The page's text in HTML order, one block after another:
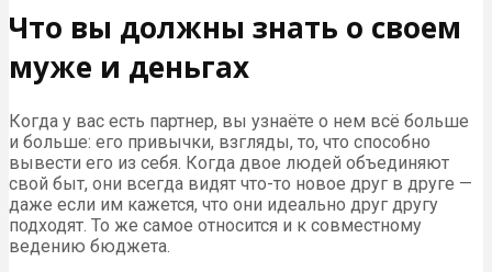
Что вы должны знать о своем
муже и деньгах
Когда у вас есть партнер, вы узнаёте о нем всё больше
и больше: его привычки, взгляды, то, что способно
вывести его из себя. Когда двое людей объединяют
свой быт, они всегда видят что-то новое друг в друге —
даже если им кажется, что они идеально друг другу
подходят. То же самое относится и к совместному
ведению бюджета.